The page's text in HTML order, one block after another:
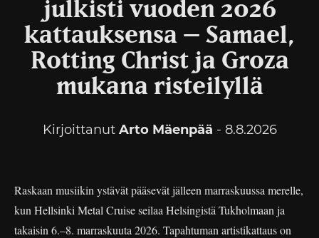
julkisti vuoden 2026
kattauksensa – Samael,
Rotting Christ ja Groza
mukana risteilyllä
Kirjoittanut Arto Mäenpää - 8.8.2026
Raskaan musiikin ystävät pääsevät jälleen marraskuussa merelle,
kun Hellsinki Metal Cruise seilaa Helsingistä Tukholmaan ja
takaisin 6.–8. marraskuuta 2026. Tapahtuman artistikattaus on